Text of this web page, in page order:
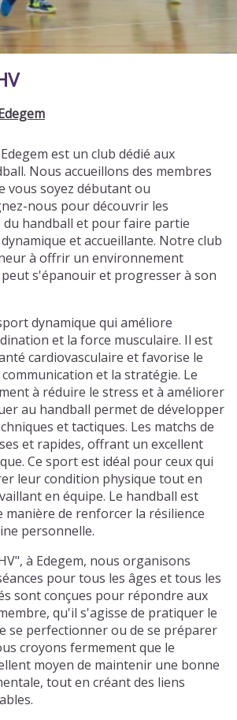
est un club dédié aux
Nous accueillons des membres
vous soyez débutant ou
nous pour découvrir les
handball et pour faire partie
et accueillante. Notre club
à offrir un environnement
s'épanouir et progresser à son
dynamique qui améliore
et la force musculaire. Il est
cardiovasculaire et favorise le
et la stratégie. Le
à réduire le stress et à améliorer
au handball permet de développer
et tactiques. Les matchs de
et rapides, offrant un excellent
Ce sport est idéal pour ceux qui
leur condition physique tout en
en équipe. Le handball est
manière de renforcer la résilience
personnelle.
à Edegem, nous organisons
pour tous les âges et tous les
sont conçues pour répondre aux
qu'il s'agisse de pratiquer le
se perfectionner ou de se préparer
croyons fermement que le
moyen de maintenir une bonne
tout en créant des liens